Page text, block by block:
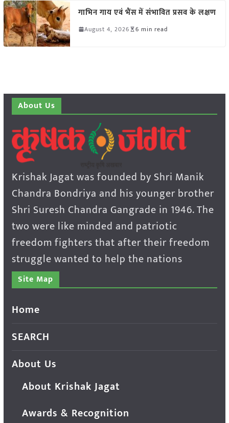
गाभिन गाय एवं भैंस में संभावित प्रसव के लक्षण
August 4, 2026 6 min read
About Us
Krishak Jagat was founded by Shri Manik
Chandra Bondriya and his younger brother
Shri Suresh Chandra Gangrade in 1946. The
two were like minded and patriotic
freedom fighters that after their freedom
struggle wanted to help the nations
Site Map
Home
SEARCH
About Us
About Krishak Jagat
Awards & Recognition